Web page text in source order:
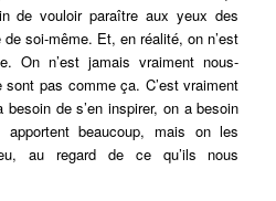
de vouloir paraître aux yeux des
soi-même. Et, en réalité, on n’est
On n’est jamais vraiment nous-
pas comme ça. C’est vraiment
de s’en inspirer, on a besoin
beaucoup, mais on les
au regard de ce qu’ils nous